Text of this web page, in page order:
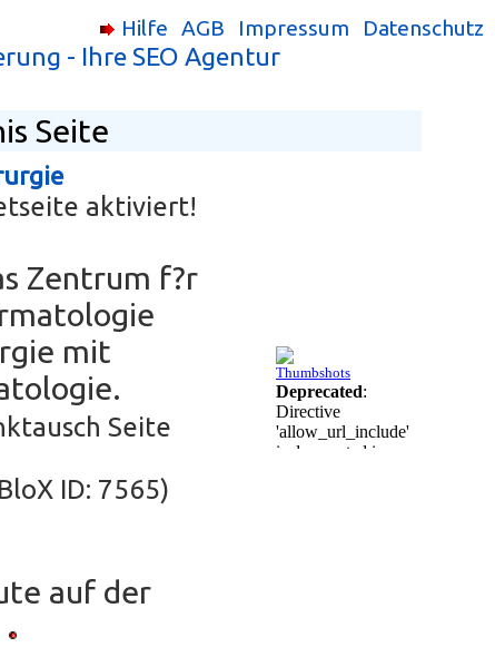
Hilfe AGB Impressum Datenschutz
- Ihre SEO Agentur
Seite
aktiviert!
Zentrum f?r
mit
Seite
ID: 7565)
auf der